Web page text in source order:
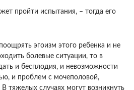
пройти испытания, – тогда его
эгоизм этого ребенка и не
болевые ситуации, то в
и бесплодия, и невозможности
и проблем с мочеполовой,
тяжелых случаях могут возникнуть